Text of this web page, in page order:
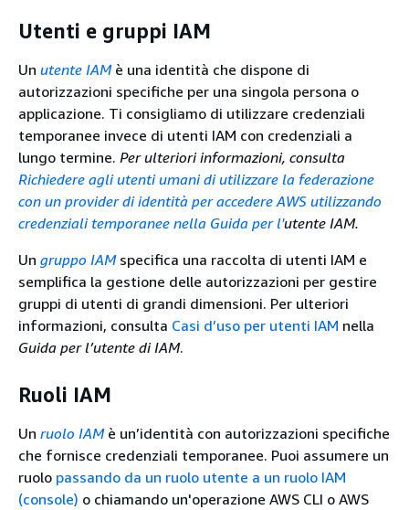
Utenti e gruppi IAM
Un utente IAMè una identità che dispone di
autorizzazioni specifiche per una singola persona o
applicazione. Ti consigliamo di utilizzare credenziali
temporanee invece di utenti IAM con credenziali a
lungo termine. Per ulteriori informazioni, consulta
Richiedere agli utenti umani di utilizzare la federazione
con un provider di identità per accedere AWS utilizzando
credenziali temporanee nella Guida per l'utente IAM.
Un gruppo IAMspecifica una raccolta di utenti IAM e
semplifica la gestione delle autorizzazioni per gestire
gruppi di utenti di grandi dimensioni. Per ulteriori
informazioni, consulta Casi d’uso per utenti IAM nella
Guida per l’utente di IAM.
Ruoli IAM
Un ruolo IAMè un’identità con autorizzazioni specifiche
che fornisce credenziali temporanee. Puoi assumere un
ruolo passando da un ruolo utente a un ruolo IAM
(console) o chiamando un'operazione AWS CLI o AWS